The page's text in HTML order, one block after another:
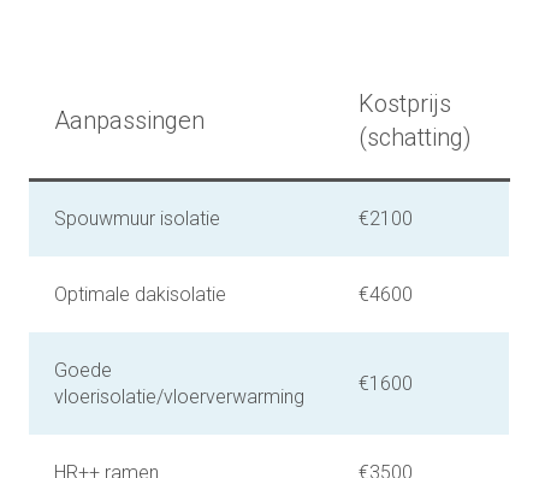
Aanpassingen
Kostprijs
(schatting)
Spouwmuur isolatie €2100
Optimale dakisolatie €4600
Goede
vloerisolatie/vloerverwarming
€1600
HR++ ramen €3500